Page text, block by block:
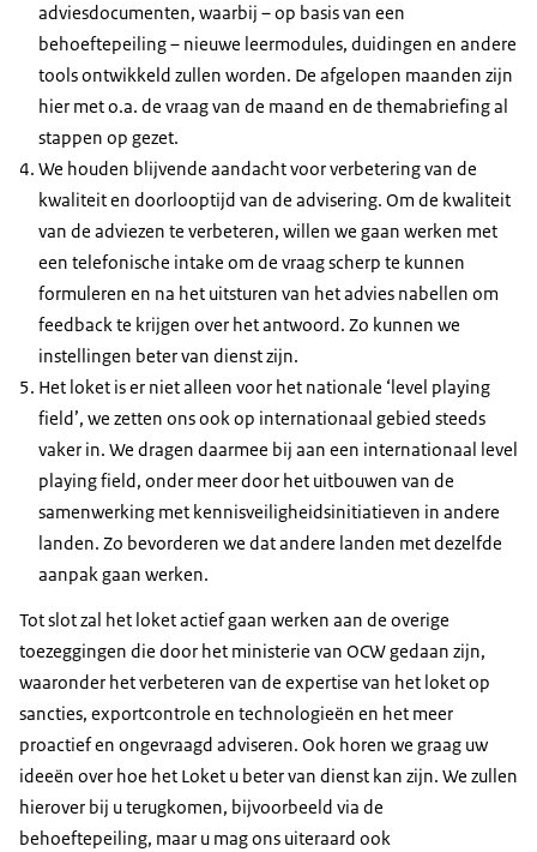
adviesdocumenten, waarbij – op basis van een
behoeftepeiling – nieuwe leermodules, duidingen en andere
tools ontwikkeld zullen worden. De afgelopen maanden zijn
hier met o.a. de vraag van de maand en de themabriefing al
stappen op gezet.
We houden blijvende aandacht voor verbetering van de
kwaliteit en doorlooptijd van de advisering. Om de kwaliteit
van de adviezen te verbeteren, willen we gaan werken met
een telefonische intake om de vraag scherp te kunnen
formuleren en na het uitsturen van het advies nabellen om
feedback te krijgen over het antwoord. Zo kunnen we
instellingen beter van dienst zijn.
Het loket is er niet alleen voor het nationale ‘level playing
field’, we zetten ons ook op internationaal gebied steeds
vaker in. We dragen daarmee bij aan een internationaal level
playing field, onder meer door het uitbouwen van de
samenwerking met kennisveiligheidsinitiatieven in andere
landen. Zo bevorderen we dat andere landen met dezelfde
aanpak gaan werken.
Tot slot zal het loket actief gaan werken aan de overige
toezeggingen die door het ministerie van OCW gedaan zijn,
waaronder het verbeteren van de expertise van het loket op
sancties, exportcontrole en technologieën en het meer
proactief en ongevraagd adviseren. Ook horen we graag uw
ideeën over hoe het Loket u beter van dienst kan zijn. We zullen
hierover bij u terugkomen, bijvoorbeeld via de
behoeftepeiling, maar u mag ons uiteraard ook